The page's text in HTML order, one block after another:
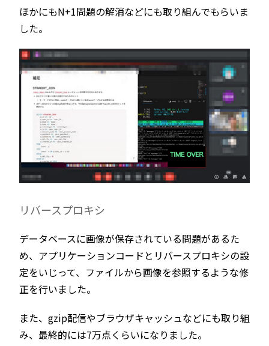
ほかにもN+1問題の解消などにも取り組んでもらいま
した。
リバースプロキシ
データベースに画像が保存されている問題があるた
め、アプリケーションコードとリバースプロキシの設
定をいじって、ファイルから画像を参照するような修
正を行いました。
また、gzip配信やブラウザキャッシュなどにも取り組
み、最終的には7万点くらいになりました。